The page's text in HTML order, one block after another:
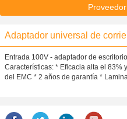
Adaptador universal de
Entrada 100V - adaptador de
Características: * Eficacia alta el 83%
del EMC * 2 años de garantía *